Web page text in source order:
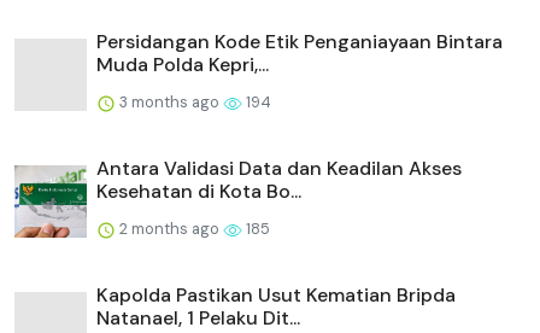
Persidangan Kode Etik Penganiayaan Bintara
Muda Polda Kepri,...
3 months ago 194
Antara Validasi Data dan Keadilan Akses
Kesehatan di Kota Bo...
2 months ago 185
Kapolda Pastikan Usut Kematian Bripda
Natanael, 1 Pelaku Dit...